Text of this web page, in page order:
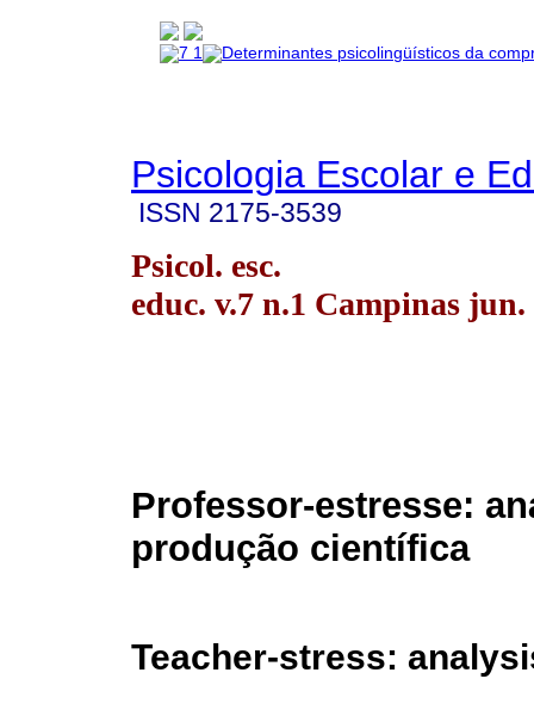
Psicologia Escolar e
ISSN 2175-3539
Psicol. esc.
educ. v.7 n.1 Campinas jun.
Professor-estresse:
produção científica
Teacher-stress: